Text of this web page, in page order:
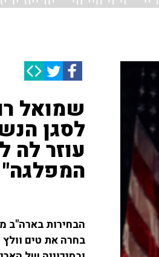
שמואל
לסגן
עוזר לה
המפלגה"
הבחירות בארה"ב
בחרה את טים